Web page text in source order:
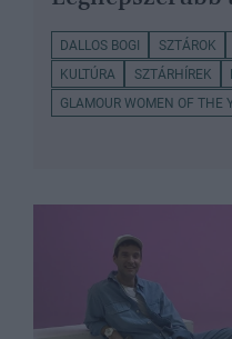
DALLOS BOGI SZTÁROK
KULTÚRA
SZTÁRHÍREK
GLAMOUR WOMEN OF THE